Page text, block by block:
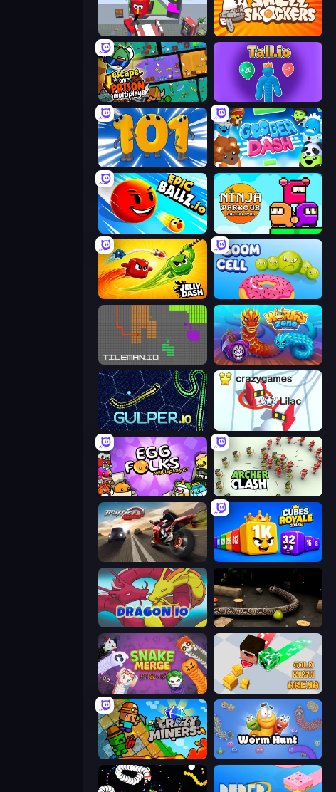
CleanUp.IO Shell Shockers
Escape From Prison Multiplayer Tall.io
Numbers Arena Goober Dash
EpicBallz.io Ninja Parkour Multiplayer
Jelly Dash Boom Cell
TileMan.io Worms.Zone
Gulper.io Snowball.io
Egg Folks Multiplayer Archer Clash
Traffic Rider Cubes 2048 Royale
Dragon.io Snake 3D
Snake Merge: Idle & io Zone Gold Rush Arena
Crazy Miners Worm Hunt